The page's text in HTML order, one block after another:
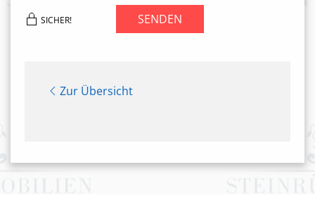
SICHER! SENDEN
Zur Übersicht